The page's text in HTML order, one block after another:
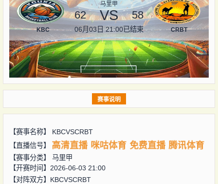
KBC
马里甲
62 VS 58
06月03日 21:00已结束 CRBT
赛事说明
【赛事名称】 KBCVSCRBT
【直播信号】
高清直播 咪咕体育 免费直播 腾讯体育
【赛事分类】 马里甲
【开赛时间】2026-06-03 21:00
【对阵双方】 KBCVSCRBT